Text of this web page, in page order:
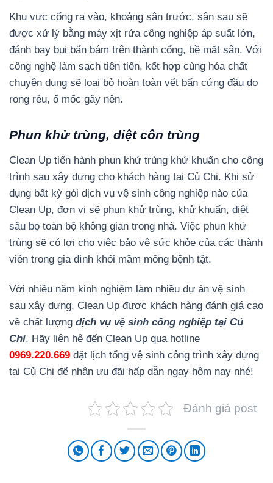
Khu vực cổng ra vào, khoảng sân trước, sân sau sẽ
được xử lý bằng máy xịt rửa công nghiệp áp suất lớn,
đánh bay bụi bẩn bám trên thành cổng, bề mặt sân. Với
công nghệ làm sạch tiên tiến, kết hợp cùng hóa chất
chuyên dụng sẽ loại bỏ hoàn toàn vết bẩn cứng đầu do
rong rêu, ố mốc gây nên.
Phun khử trùng, diệt côn trùng
Clean Up tiến hành phun khử trùng khử khuẩn cho công
trình sau xây dựng cho khách hàng tại Củ Chi. Khi sử
dụng bất kỳ gói dịch vụ vệ sinh công nghiệp nào của
Clean Up, đơn vị sẽ phun khử trùng, khử khuẩn, diệt
sâu bọ toàn bộ không gian trong nhà. Việc phun khử
trùng sẽ có lợi cho việc bảo vệ sức khỏe của các thành
viên trong gia đình khỏi mầm mống bệnh tật.
Với nhiều năm kinh nghiệm làm nhiều dự án vệ sinh
sau xây dựng, Clean Up được khách hàng đánh giá cao
về chất lượng dịch vụ vệ sinh công nghiệp tại Củ
Chi. Hãy liên hệ đến Clean Up qua hotline
0969.220.669 đặt lịch tổng vệ sinh công trình xây dựng
tại Củ Chi để nhận ưu đãi hấp dẫn ngay hôm nay nhé!
Đánh giá post